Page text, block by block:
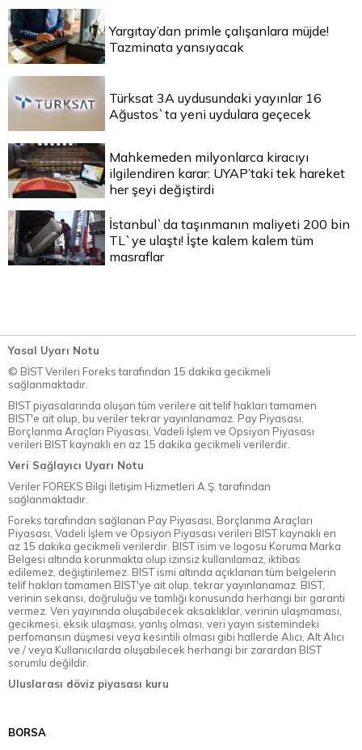
Yargıtay’dan primle çalışanlara müjde!
Tazminata yansıyacak
Türksat 3A uydusundaki yayınlar 16
Ağustos`ta yeni uydulara geçecek
Mahkemeden milyonlarca kiracıyı
ilgilendiren karar: UYAP’taki tek hareket
her şeyi değiştirdi
İstanbul`da taşınmanın maliyeti 200 bin
TL`ye ulaştı! İşte kalem kalem tüm
masraflar
Yasal Uyarı Notu
© BİST Verileri Foreks tarafından 15 dakika gecikmeli
sağlanmaktadır.
BIST piyasalarında oluşan tüm verilere ait telif hakları tamamen
BIST'e ait olup, bu veriler tekrar yayınlanamaz. Pay Piyasası,
Borçlanma Araçları Piyasası, Vadeli İşlem ve Opsiyon Piyasası
verileri BIST kaynaklı en az 15 dakika gecikmeli verilerdir.
Veri Sağlayıcı Uyarı Notu
Veriler FOREKS Bilgi İletişim Hizmetleri A.Ş. tarafından
sağlanmaktadır.
Foreks tarafından sağlanan Pay Piyasası, Borçlanma Araçları
Piyasası, Vadeli İşlem ve Opsiyon Piyasası verileri BIST kaynaklı en
az 15 dakika gecikmeli verilerdir. BIST isim ve logosu Koruma Marka
Belgesi altında korunmakta olup izinsiz kullanılamaz, iktibas
edilemez, değiştirilemez. BIST ismi altında açıklanan tüm belgelerin
telif hakları tamamen BIST'ye ait olup, tekrar yayınlanamaz. BIST,
verinin sekansı, doğruluğu ve tamlığı konusunda herhangi bir garanti
vermez. Veri yayınında oluşabilecek aksaklıklar, verinin ulaşmaması,
gecikmesi, eksik ulaşması, yanlış olması, veri yayın sistemindeki
perfomansın düşmesi veya kesintili olması gibi hallerde Alıcı, Alt Alıcı
ve / veya Kullanıcılarda oluşabilecek herhangi bir zarardan BIST
sorumlu değildir.
Uluslarası döviz piyasası kuru
BORSA